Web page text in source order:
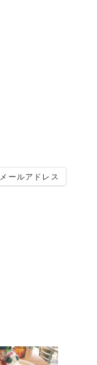
メールアドレス